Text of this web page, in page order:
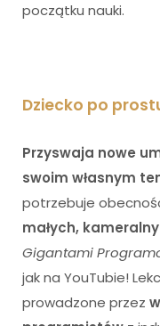
początku nauki.
Dziecko po
Przyswaja nowe
swoim własnym
potrzebuje
małych,
Gigantami
jak na YouTubie!
prowadzone przez